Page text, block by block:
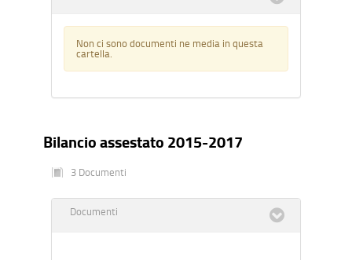
Non ci sono documenti ne media in questa
cartella.
Bilancio assestato 2015-2017
3 Documenti
Documenti